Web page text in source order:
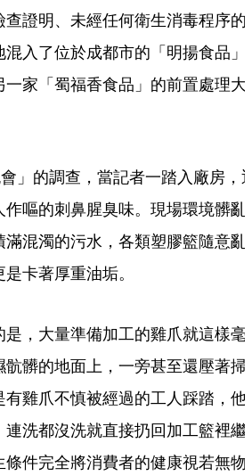
查證明、未經任何衛生消毒程序的
入了位於成都市的「明揚食品」
家「蜀福香食品」的前置處理大
」的調查，當記者一踏入廠房，
嘔的刺鼻腥臭味。現場環境髒亂
混濁的污水，各類塑膠籃隨意亂
卡著厚重油垢。
，大量準備加工的雞爪就這樣毫
髒的地面上，一旁甚至還壓著掃
雞爪不慎被經過的工人踩踏，他
洗都沒洗就直接扔回加工籃裡繼
件完全將消費者的健康視若無物